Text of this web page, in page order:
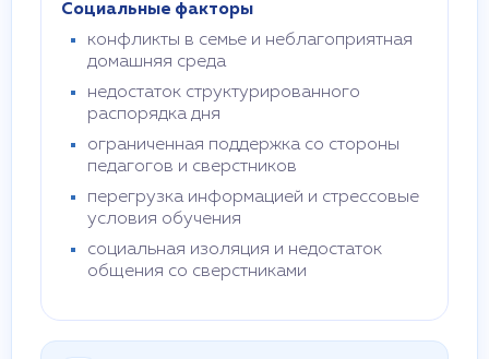
Социальные факторы
конфликты в семье и неблагоприятная
домашняя среда
недостаток структурированного
распорядка дня
ограниченная поддержка со стороны
педагогов и сверстников
перегрузка информацией и стрессовые
условия обучения
социальная изоляция и недостаток
общения со сверстниками